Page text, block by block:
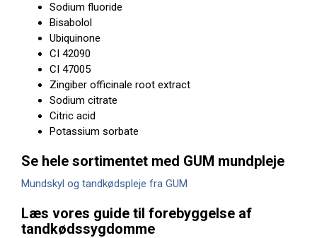
Sodium fluoride
Bisabolol
Ubiquinone
CI 42090
CI 47005
Zingiber officinale root extract
Sodium citrate
Citric acid
Potassium sorbate
Se hele sortimentet med GUM mundpleje
Mundskyl og tandkødspleje fra GUM
Læs vores guide til forebyggelse af
tandkødssygdomme